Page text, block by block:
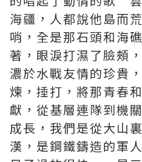
海疆，人都說他島而
哨，全是那石頭和
著，眼淚打濕了臉頰
濃於水戰友情的珍貴
煉，捶打，將那青春
獻，從基層連隊到機
成長，我們是從大山
漢，是鋼鐵鑄造的軍人